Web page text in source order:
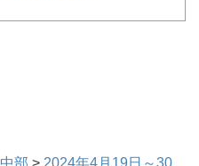
中部 > 2024年4月19日～30